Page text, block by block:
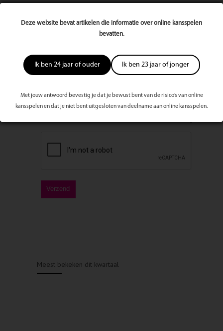
Deze website bevat artikelen die informatie over online kansspelen
bevatten.
Ik ben 24 jaar of ouder Ik ben 23 jaar of jonger
Met jouw antwoord bevestig je dat je bewust bent van de risico’s van online
kansspelen en dat je niet bent uitgesloten van deelname aan online kansspelen.
E-mailadres
Meest bekeken dit kwartaal